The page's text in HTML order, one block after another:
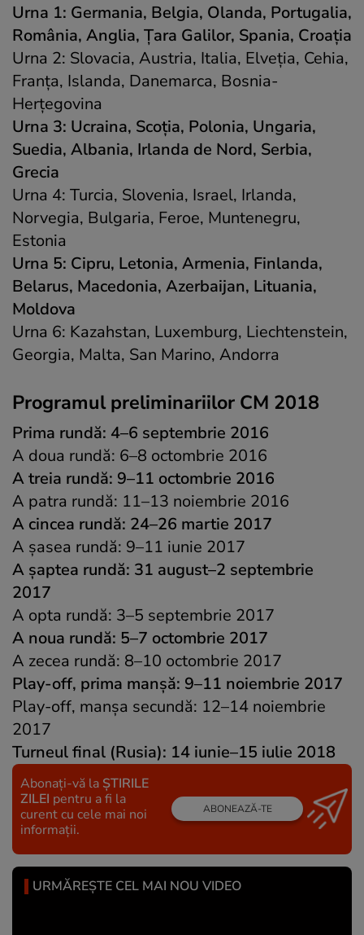
Urna 1: Germania, Belgia, Olanda, Portugalia,
România, Anglia, Țara Galilor, Spania, Croația
Urna 2: Slovacia, Austria, Italia, Elveția, Cehia,
Franța, Islanda, Danemarca, Bosnia-
Herțegovina
Urna 3: Ucraina, Scoția, Polonia, Ungaria,
Suedia, Albania, Irlanda de Nord, Serbia,
Grecia
Urna 4: Turcia, Slovenia, Israel, Irlanda,
Norvegia, Bulgaria, Feroe, Muntenegru,
Estonia
Urna 5: Cipru, Letonia, Armenia, Finlanda,
Belarus, Macedonia, Azerbaijan, Lituania,
Moldova
Urna 6: Kazahstan, Luxemburg, Liechtenstein,
Georgia, Malta, San Marino, Andorra
Programul preliminariilor CM 2018
Prima rundă: 4–6 septembrie 2016
A doua rundă: 6–8 octombrie 2016
A treia rundă: 9–11 octombrie 2016
A patra rundă: 11–13 noiembrie 2016
A cincea rundă: 24–26 martie 2017
A șasea rundă: 9–11 iunie 2017
A șaptea rundă: 31 august–2 septembrie
2017
A opta rundă: 3–5 septembrie 2017
A noua rundă: 5–7 octombrie 2017
A zecea rundă: 8–10 octombrie 2017
Play-off, prima manșă: 9–11 noiembrie 2017
Play-off, manșa secundă: 12–14 noiembrie
2017
Turneul final (Rusia): 14 iunie–15 iulie 2018
Abonați-vă la ȘTIRILE
ZILEI pentru a fi la
curent cu cele mai noi
informații.
ABONEAZĂ-TE
URMĂREȘTE CEL MAI NOU VIDEO